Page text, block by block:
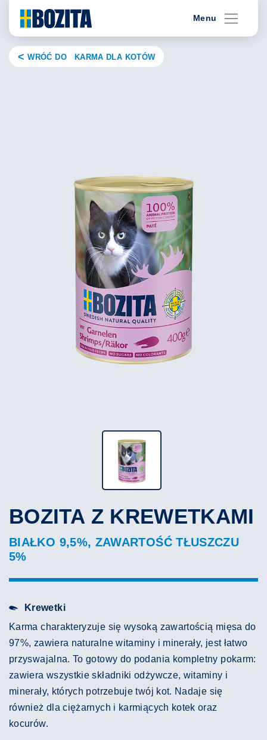
content
Menu
WRÓĆ DO KARMA DLA KOTÓW
BOZITA Z KREWETKAMI
BIAŁKO 9,5%, ZAWARTOŚĆ TŁUSZCZU
5%
Krewetki
Karma charakteryzuje się wysoką zawartością mięsa do
97%, zawiera naturalne witaminy i minerały, jest łatwo
przyswajalna. To gotowy do podania kompletny pokarm:
zawiera wszystkie składniki odżywcze, witaminy i
minerały, których potrzebuje twój kot. Nadaje się
również dla ciężarnych i karmiących kotek oraz
kocurów.